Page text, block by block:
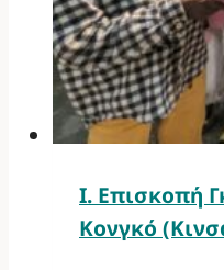
Ι. Επισκοπή
Κονγκό